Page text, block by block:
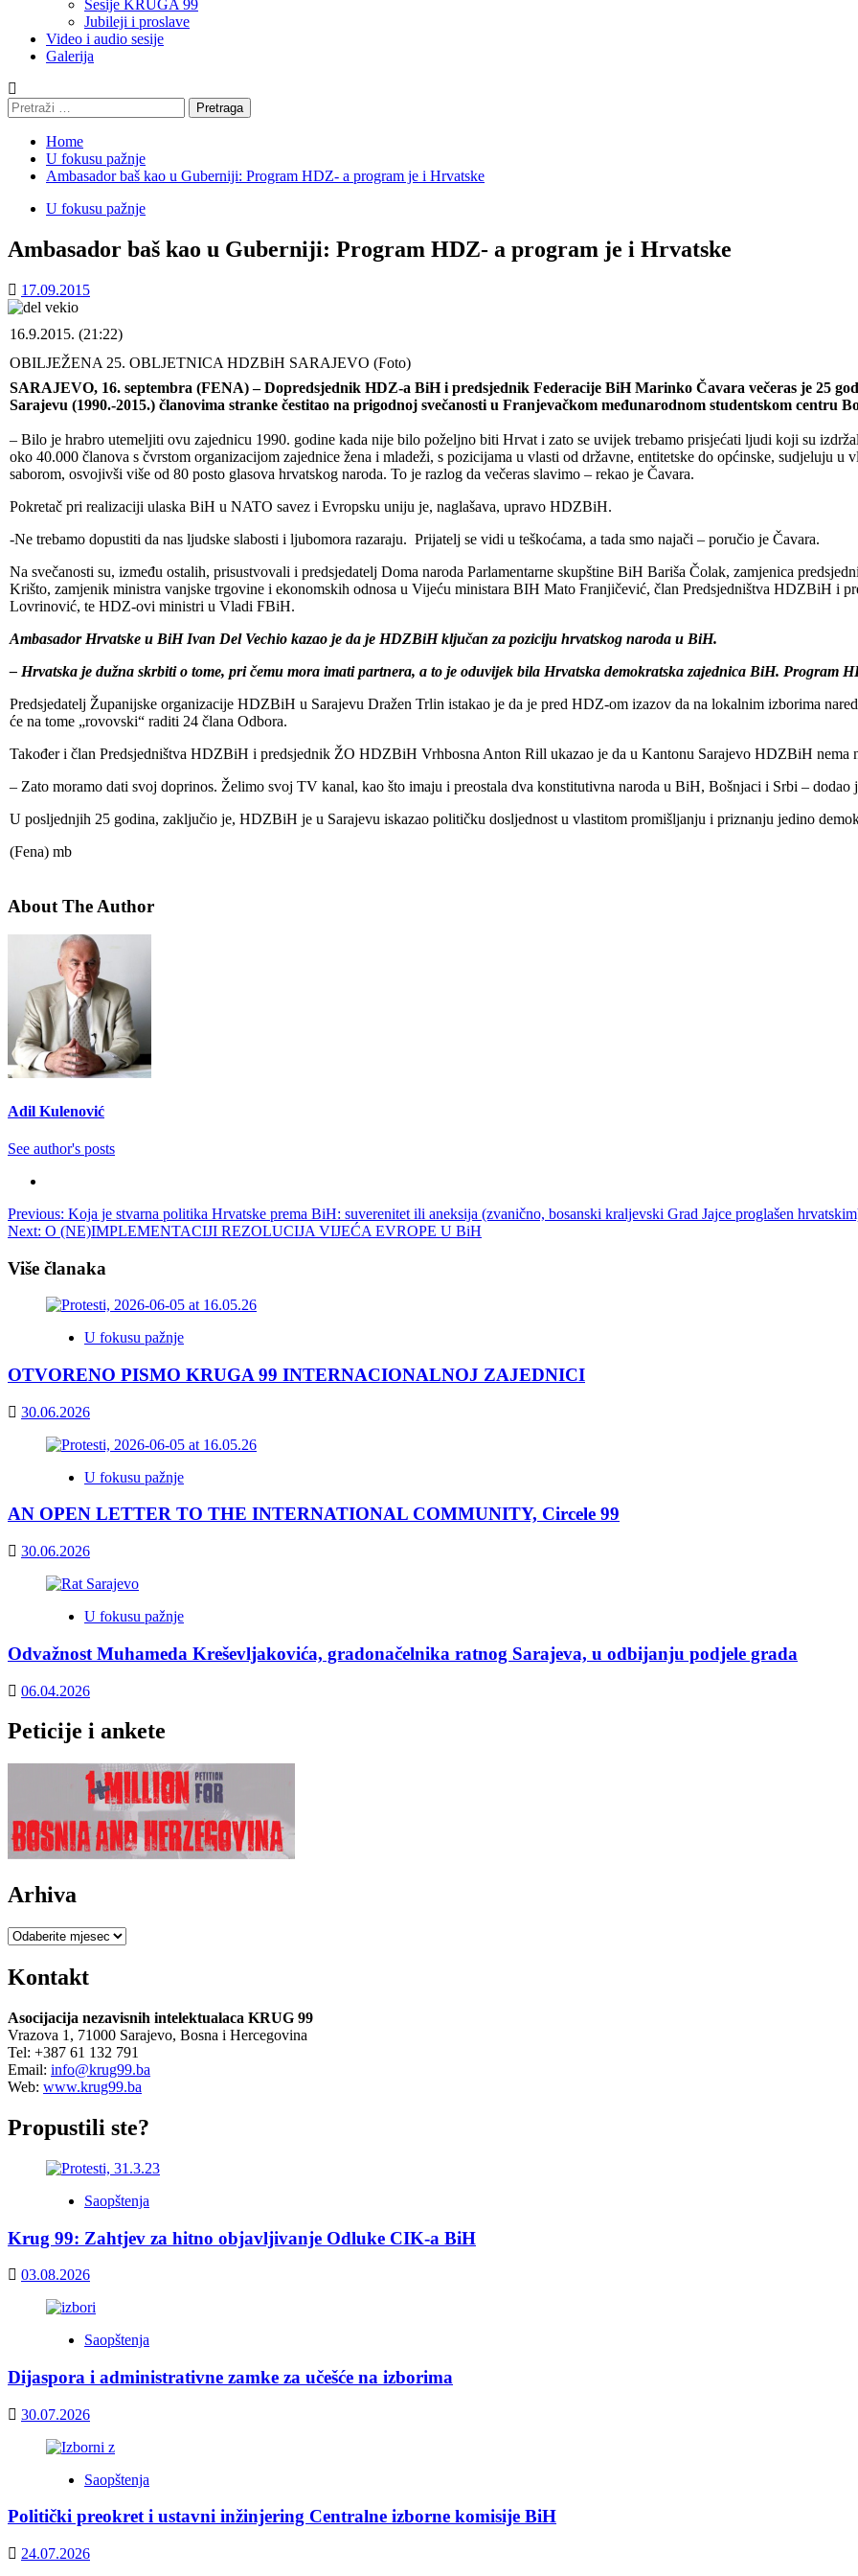
Sesije KRUGA 99
Jubileji i proslave
Video i audio sesije
Galerija
Pretraga:
Home
U fokusu pažnje
Ambasador baš kao u Guberniji: Program HDZ- a program je i Hrvatske
U fokusu pažnje
Ambasador baš kao u Guberniji: Program HDZ- a program je i Hrvatske
17.09.2015
16.9.2015. (21:22)
OBILJEŽENA 25. OBLJETNICA HDZBiH SARAJEVO (Foto)
SARAJEVO, 16. septembra (FENA) – Dopredsjednik HDZ-a BiH i predsjednik Federacije BiH Marinko Čavara večeras je 25
Sarajevu (1990.-2015.) članovima stranke čestitao na prigodnoj svečanosti u Franjevačkom međunarodnom studentskom centru
– Bilo je hrabro utemeljiti ovu zajednicu 1990. godine kada nije bilo poželjno biti Hrvat i zato se uvijek trebamo prisjećati ljudi koji su
oko 40.000 članova s čvrstom organizacijom zajednice žena i mladeži, s pozicijama u vlasti od državne, entitetske do općinske, sudjeluju
saborom, osvojivši više od 80 posto glasova hrvatskog naroda. To je razlog da večeras slavimo – rekao je Čavara.
Pokretač pri realizaciji ulaska BiH u NATO savez i Evropsku uniju je, naglašava, upravo HDZBiH.
-Ne trebamo dopustiti da nas ljudske slabosti i ljubomora razaraju. Prijatelj se vidi u teškoćama, a tada smo najači – poručio je Čavara.
Na svečanosti su, između ostalih, prisustvovali i predsjedatelj Doma naroda Parlamentarne skupštine BiH Bariša Čolak, zamjenica
Krišto, zamjenik ministra vanjske trgovine i ekonomskih odnosa u Vijeću ministara BIH Mato Franjičević, član Predsjedništva HDZBiH i
Lovrinović, te HDZ-ovi ministri u Vladi FBiH.
Ambasador Hrvatske u BiH Ivan Del Vechio kazao je da je HDZBiH ključan za poziciju hrvatskog naroda u BiH.
– Hrvatska je dužna skrbiti o tome, pri čemu mora imati partnera, a to je oduvijek bila Hrvatska demokratska zajednica BiH. Program
Predsjedatelj Županijske organizacije HDZBiH u Sarajevu Dražen Trlin istakao je da je pred HDZ-om izazov da na lokalnim izborima
će na tome „rovovski“ raditi 24 člana Odbora.
Također i član Predsjedništva HDZBiH i predsjednik ŽO HDZBiH Vrhbosna Anton Rill ukazao je da u Kantonu Sarajevo HDZBiH nema
– Zato moramo dati svoj doprinos. Želimo svoj TV kanal, kao što imaju i preostala dva konstitutivna naroda u BiH, Bošnjaci i Srbi – dodao
U posljednjih 25 godina, zaključio je, HDZBiH je u Sarajevu iskazao političku dosljednost u vlastitom promišljanju i priznanju jedino
(Fena) mb
About The Author
Adil Kulenović
See author's posts
Post
navigation
Previous: Koja je stvarna politika Hrvatske prema BiH: suverenitet ili aneksija (zvanično, bosanski kraljevski Grad Jajce proglašen
Next: O (NE)IMPLEMENTACIJI REZOLUCIJA VIJEĆA EVROPE U BiH
Više članaka
U fokusu pažnje
OTVORENO PISMO KRUGA 99 INTERNACIONALNOJ ZAJEDNICI
30.06.2026
U fokusu pažnje
AN OPEN LETTER TO THE INTERNATIONAL COMMUNITY, Circele 99
30.06.2026
U fokusu pažnje
Odvažnost Muhameda Kreševljakovića, gradonačelnika ratnog Sarajeva, u odbijanju podjele grada
06.04.2026
Peticije i ankete
Arhiva
Arhiva
Kontakt
Asocijacija nezavisnih intelektualaca KRUG 99
Vrazova 1, 71000 Sarajevo, Bosna i Hercegovina
Tel: +387 61 132 791
Email: info@krug99.ba
Web: www.krug99.ba
Propustili ste?
Saopštenja
Krug 99: Zahtjev za hitno objavljivanje Odluke CIK-a BiH
03.08.2026
Saopštenja
Dijaspora i administrativne zamke za učešće na izborima
30.07.2026
Saopštenja
Politički preokret i ustavni inžinjering Centralne izborne komisije BiH
24.07.2026